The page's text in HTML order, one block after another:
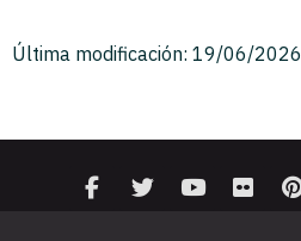
Última modificación: 19/06/2026